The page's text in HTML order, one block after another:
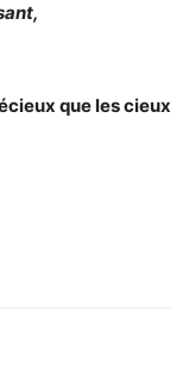
que les cieux